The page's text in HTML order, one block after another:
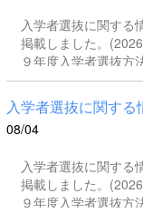
入学者選抜に関する
掲載しました。
９年度入学者選抜方
高校】pdf はこちら
委員会webサイト 高
するページはこちら
08/04
入学者選抜に関する
掲載しました。
９年度入学者選抜方